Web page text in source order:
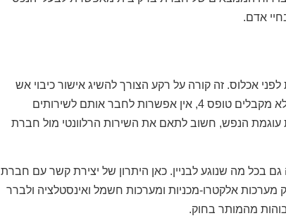
אדם.
אכלוס. זה קורה על רקע הצורך להשיג אישור כיבוי אש
לפני אכלוס, שבלעדיו לא ניתן לתת לדיירים טופס 4. כל עוד הדיירים לא מקבלים טופס 4, אין אפשרות לחבר אותם לשירותים
עוגמת הנפש, חשוב לתאם את השירות הרלוונטי מול חברת
בכל מה שנוגע לבניין. כאן היתרון של יצירת קשר עם חברת
מערכות אלקטרו-מכניות ומערכות חשמל ואינסטלציה ולברר
מהמותר בחוק.